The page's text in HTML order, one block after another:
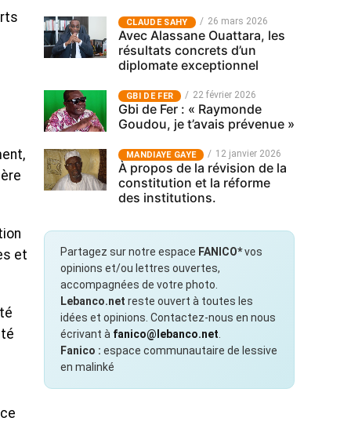
et
CLAUDE SAHY 26 mars 2026
Avec Alassane Ouattara, les
résultats concrets d’un
diplomate exceptionnel
GBI DE FER 22 février 2026
Gbi de Fer : « Raymonde
Goudou, je t’avais prévenue »
MANDIAYE GAYE 12 janvier 2026
À propos de la révision de la
constitution et la réforme
des institutions.
Partagez sur notre espace FANICO*vos
opinions et/ou lettres ouvertes,
accompagnées de votre photo.
Lebanco.net reste ouvert à toutes les
idées et opinions. Contactez-nous en nous
écrivant à fanico@lebanco.net
Fanico : espace communautaire de lessive
en malinké